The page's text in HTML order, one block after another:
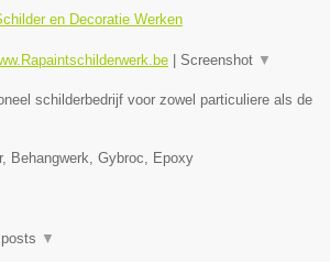
en Decoratie Werken
Screenshot ▼
schilderbedrijf voor zowel particuliere als de
Behangwerk, Gybroc, Epoxy
▼